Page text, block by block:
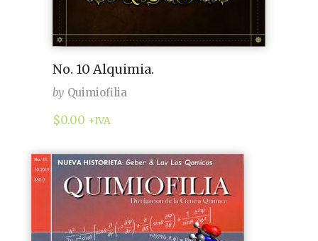
No. 10 Alquimia.
by Quimiofilia
$0.00 +IVA